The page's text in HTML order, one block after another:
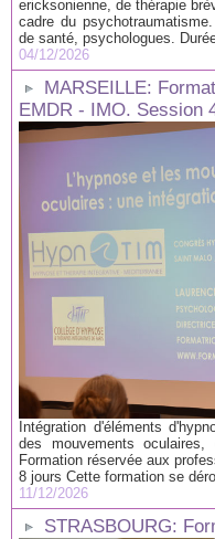
ericksonienne, de thérapie
cadre du
de santé, psychologues.
04/12/2026
MARSEILLE:
EMDR - IMO. Session
Intégration d'éléments
des mouvements
Formation réservée aux
8 jours Cette formation se
11/12/2026
STRASBOURG: